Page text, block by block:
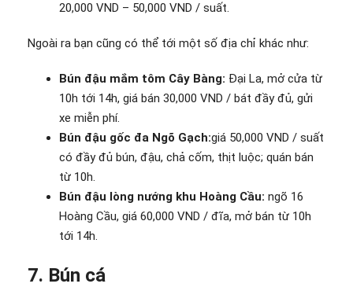
20,000 VND – 50,000 VND / suất.
Ngoài ra bạn cũng có thể tới một số địa chỉ khác như:
Bún đậu mắm tôm Cây Bàng: Đại La, mở cửa từ
10h tới 14h, giá bán 30,000 VND / bát đầy đủ, gửi
xe miễn phí.
Bún đậu gốc đa Ngõ Gạch:giá 50,000 VND / suất
có đầy đủ bún, đậu, chả cốm, thịt luộc; quán bán
từ 10h.
Bún đậu lòng nướng khu Hoàng Cầu: ngõ 16
Hoàng Cầu, giá 60,000 VND / đĩa, mở bán từ 10h
tới 14h.
7. Bún cá